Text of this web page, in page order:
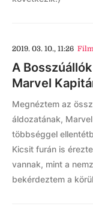
2019. 03. 10., 11:26
A
Marvel
Megnéztem az
áldozatának,
többséggel
Kicsit furán is
vannak, mint a
bekérdeztem a